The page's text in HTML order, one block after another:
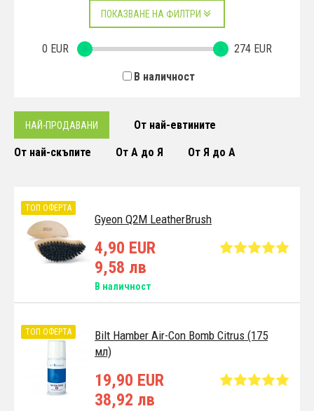
ПОКАЗВАНЕ НА ФИЛТРИ
0 EUR 274 EUR
В наличност
НАЙ-ПРОДАВАНИ От най-евтините
От най-скъпите От А до Я От Я до А
Gyeon Q2M LeatherBrush
ТОП ОФЕРТА
4,90 EUR
9,58 лв
В наличност
Bilt Hamber Air-Con Bomb Citrus (175
мл)
ТОП ОФЕРТА
19,90 EUR
38,92 лв